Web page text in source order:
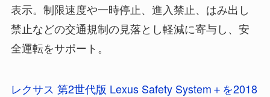
表示。制限速度や一時停止、進入禁止、はみ出し
禁止などの交通規制の見落とし軽減に寄与し、安
全運転をサポート。
レクサス 第2世代版 Lexus Safety System＋を2018